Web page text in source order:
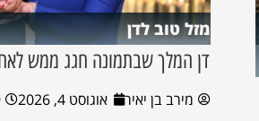
מזל טוב לדן
דן המלך שבתמונה חגג ממש
מירב בן יאיר אוגוסט 4, 2026